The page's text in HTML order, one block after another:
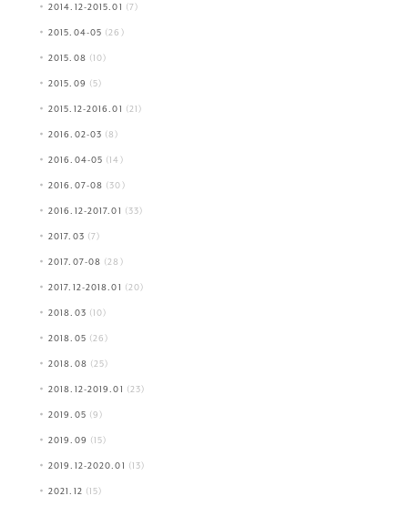
2014.12-2015.01 (7)
2015.04-05 (26)
2015.08 (10)
2015.09 (5)
2015.12-2016.01 (21)
2016.02-03 (8)
2016.04-05 (14)
2016.07-08 (30)
2016.12-2017.01 (33)
2017.03 (7)
2017.07-08 (28)
2017.12-2018.01 (20)
2018.03 (10)
2018.05 (26)
2018.08 (25)
2018.12-2019.01 (23)
2019.05 (9)
2019.09 (15)
2019.12-2020.01 (13)
2021.12 (15)